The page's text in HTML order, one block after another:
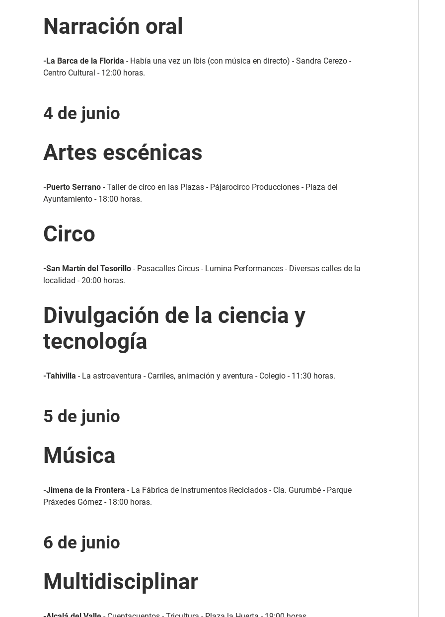
Narración oral
-La Barca de la Florida - Había una vez un Ibis (con música en directo) - Sandra Cerezo -
Centro Cultural - 12:00 horas.
4 de junio
Artes escénicas
-Puerto Serrano - Taller de circo en las Plazas - Pájarocirco Producciones - Plaza del
Ayuntamiento - 18:00 horas.
Circo
-San Martín del Tesorillo - Pasacalles Circus - Lumina Performances - Diversas calles de la
localidad - 20:00 horas.
Divulgación de la ciencia y
tecnología
-Tahivilla - La astroaventura - Carriles, animación y aventura - Colegio - 11:30 horas.
5 de junio
Música
-Jimena de la Frontera - La Fábrica de Instrumentos Reciclados - Cía. Gurumbé - Parque
Práxedes Gómez - 18:00 horas.
6 de junio
Multidisciplinar